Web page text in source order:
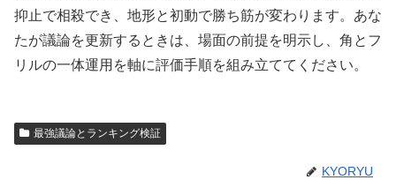
抑止で相殺でき、地形と初動で勝ち筋が変わります。あな
たが議論を更新するときは、場面の前提を明示し、角とフ
リルの一体運用を軸に評価手順を組み立ててください。
最強議論とランキング検証
KYORYU